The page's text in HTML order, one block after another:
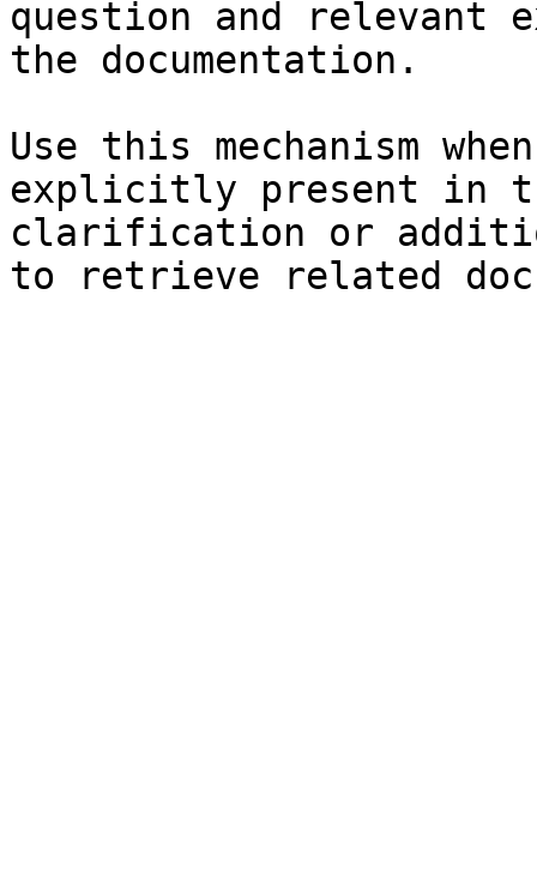
question and relevant
the documentation.
Use this mechanism
explicitly present in
clarification or